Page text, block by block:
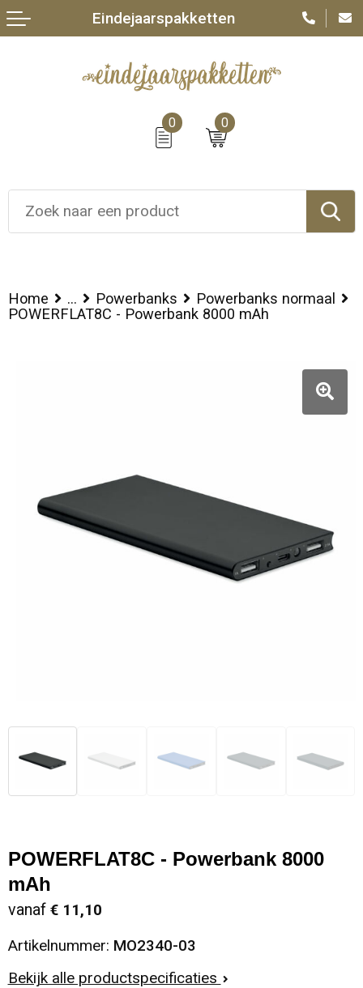
0 0
Eindejaarspakketten
Home ... Powerbanks
Powerbanks normaal
POWERFLAT8C - Powerbank 8000 mAh
POWERFLAT8C - Powerbank 8000
mAh
vanaf € 11,10
Artikelnummer: MO2340-03
Bekijk alle productspecificaties